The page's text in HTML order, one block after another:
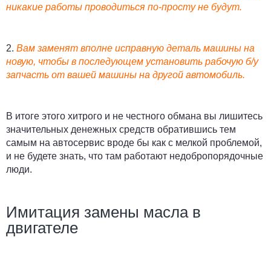
никакие работы проводиться по-просту не будут.
2. Вам заменят вполне исправную деталь машины на
новую, чтобы в последующем установить рабочую б/у
запчасть от вашей машины на другой автомобиль.
В итоге этого хитрого и не честного обмана вы лишитесь
значительных денежных средств обратившись тем
самым на автосервис вроде бы как с мелкой проблемой,
и не будете знать, что там работают недобропорядочные
люди.
Имитация замены масла в
двигателе